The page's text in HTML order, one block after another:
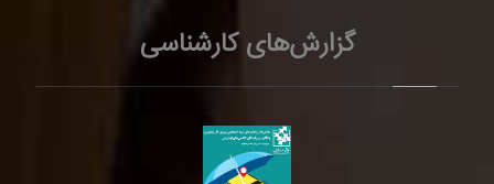
گزارش‌های کارشناسی